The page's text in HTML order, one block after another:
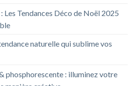
Les Tendances Déco de Noël 2025
naturelle qui sublime vos
phosphorescente : illuminez votre